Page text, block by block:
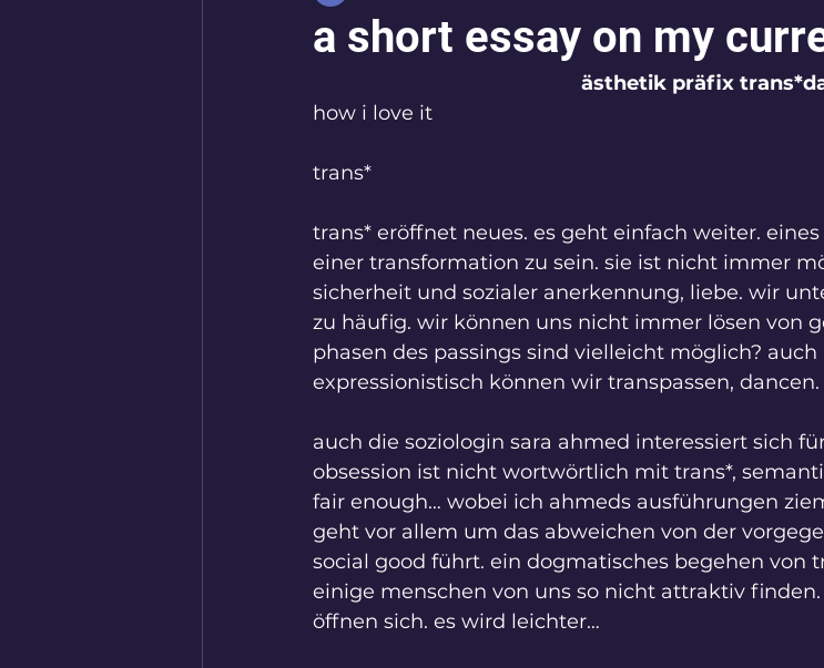
a short essay on my
ästhetik präfix
how i love it
trans*
trans* eröffnet neues. es geht einfach weiter.
einer transformation zu sein. sie ist nicht immer
sicherheit und sozialer anerkennung, liebe. wir
zu häufig. wir können uns nicht immer lösen von
phasen des passings sind vielleicht möglich?
expressionistisch können wir transpassen,
auch die soziologin sara ahmed interessiert sich
obsession ist nicht wortwörtlich mit trans*,
fair enough… wobei ich ahmeds ausführungen
geht vor allem um das abweichen von der
social good führt. ein dogmatisches begehen von
einige menschen von uns so nicht attraktiv
öffnen sich. es wird leichter…